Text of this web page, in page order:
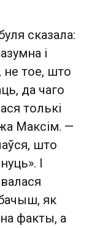
сказала:
і
не тое, што
да чаго
толькі
Максім. —
што
І
як
на факты, а